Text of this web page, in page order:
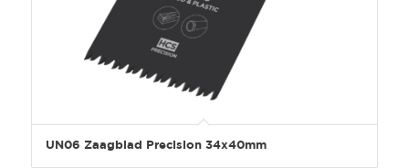
UN06 Zaagblad Precision 34x40mm